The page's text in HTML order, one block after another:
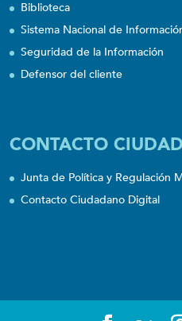
Biblioteca
Sistema Nacional de
Seguridad de la Información
Defensor del cliente
CONTACTO
Junta de Política y Regulación
Contacto Ciudadano Digital